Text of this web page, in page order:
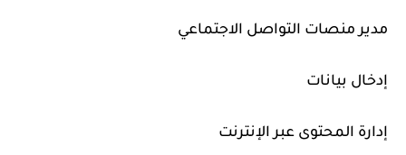
مدير منصات التواصل الاجتماعي
إدخال بيانات
إدارة المحتوى عبر الإنترنت